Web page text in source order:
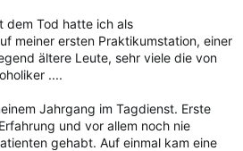
dem Tod hatte ich als
meiner ersten Praktikumstation, einer
ältere Leute, sehr viele die von
....
Jahrgang im Tagdienst. Erste
und vor allem noch nie
gehabt. Auf einmal kam eine